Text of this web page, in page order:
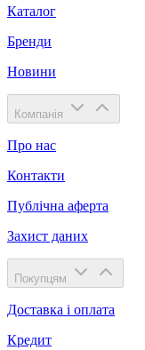
Каталог
Бренди
Новини
Компанія
Про нас
Контакти
Публічна аферта
Захист даних
Покупцям
Доставка і оплата
Кредит